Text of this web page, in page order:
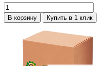
В корзину Купить в 1 клик